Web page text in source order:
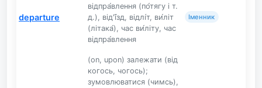
departure
відпра́влення (по́тягу і т.
д.), від'ї́зд, відлі́т, ви́літ
(літака́), час ви́літу, час
відпра́влення
Іменник
(on, upon) залежати (від
когось, чогось);
зумовлюватися (чимсь),